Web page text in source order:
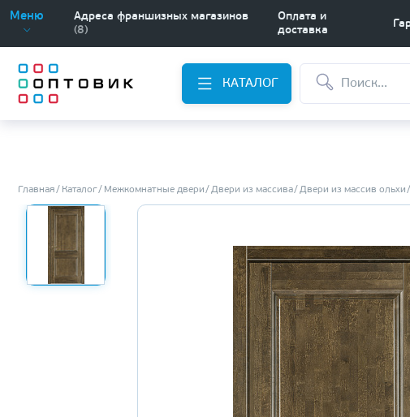
Меню
Адреса франшизных магазинов
(8)
Оплата и
доставка
КАТАЛОГ
Главная Каталог Межкомнатные двери Двери из массива Двери из массив ольхи